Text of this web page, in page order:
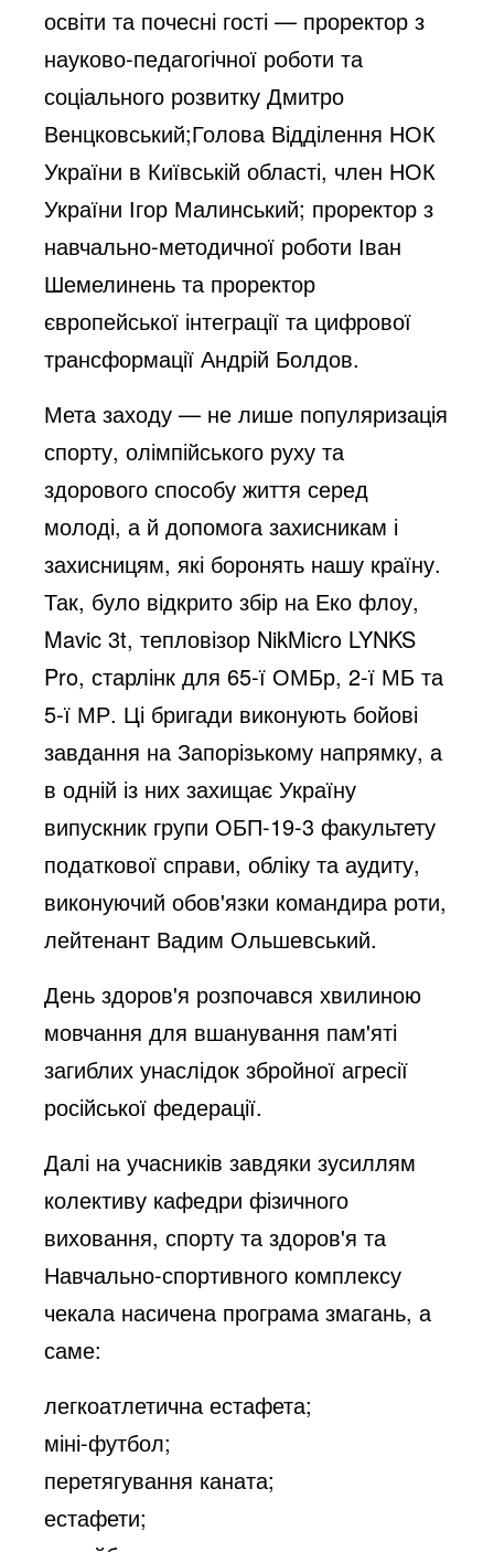
освіти та почесні гості — проректор з
науково-педагогічної роботи та
соціального розвитку Дмитро
Венцковський;Голова Відділення НОК
України в Київській області, член НОК
України Ігор Малинський; проректор з
навчально-методичної роботи Іван
Шемелинень та проректор
європейської інтеграції та цифрової
трансформації Андрій Болдов.
Мета заходу — не лише популяризація
спорту, олімпійського руху та
здорового способу життя серед
молоді, а й допомога захисникам і
захисницям, які боронять нашу країну.
Так, було відкрито збір на Еко флоу,
Mavic 3t, тепловізор NikMicro LYNKS
Pro, старлінк для 65-ї ОМБр, 2-ї МБ та
5-ї МР. Ці бригади виконують бойові
завдання на Запорізькому напрямку, а
в одній із них захищає Україну
випускник групи ОБП-19-3 факультету
податкової справи, обліку та аудиту,
виконуючий обов'язки командира роти,
лейтенант Вадим Ольшевський.
День здоров'я розпочався хвилиною
мовчання для вшанування пам'яті
загиблих унаслідок збройної агресії
російської федерації.
Далі на учасників завдяки зусиллям
колективу кафедри фізичного
виховання, спорту та здоров'я та
Навчально-спортивного комплексу
чекала насичена програма змагань, а
саме:
легкоатлетична естафета;
міні-футбол;
перетягування каната;
естафети;